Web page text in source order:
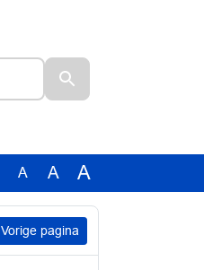
A A A
Vorige pagina